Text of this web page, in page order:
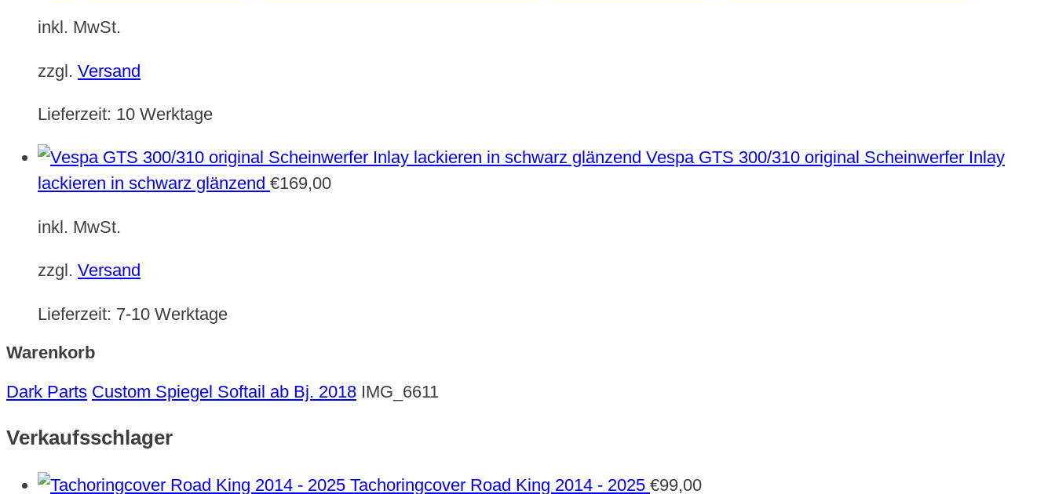
inkl. MwSt.
zzgl. Versand
Lieferzeit: 10 Werktage
Vespa GTS 300/310 original Scheinwerfer Inlay
lackieren in schwarz glänzend €169,00
inkl. MwSt.
zzgl. Versand
Lieferzeit: 7-10 Werktage
Warenkorb
Dark Parts Custom Spiegel Softail ab Bj. 2018 IMG_6611
Verkaufsschlager
Tachoringcover Road King 2014 - 2025 €99,00